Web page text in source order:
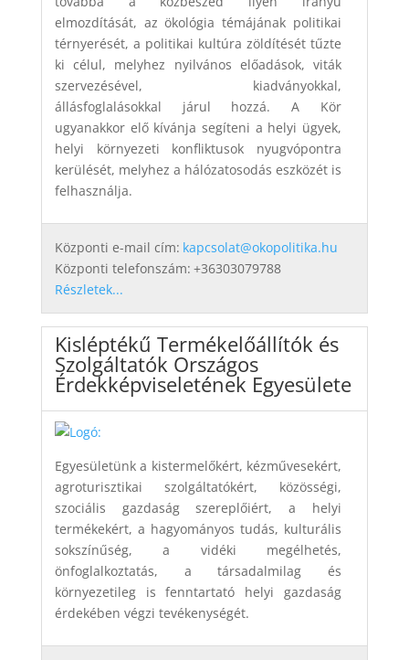
elmozdítását, az ökológia témájának politikai
térnyerését, a politikai kultúra zöldítését tűzte
ki célul, melyhez nyilvános előadások, viták
szervezésével, kiadványokkal,
állásfoglalásokkal járul hozzá. A Kör
ugyanakkor elő kívánja segíteni a helyi ügyek,
helyi környezeti konfliktusok nyugvópontra
kerülését, melyhez a hálózatosodás eszközét is
felhasználja.
Központi e-mail cím: kapcsolat@okopolitika.hu
Központi telefonszám: +36303079788
Részletek...
Kisléptékű Termékelőállítók és
Szolgáltatók Országos
Érdekképviseletének Egyesülete
Egyesületünk a kistermelőkért, kézművesekért,
agroturisztikai szolgáltatókért, közösségi,
szociális gazdaság szereplőiért, a helyi
termékekért, a hagyományos tudás, kulturális
sokszínűség, a vidéki megélhetés,
önfoglalkoztatás, a társadalmilag és
környezetileg is fenntartató helyi gazdaság
érdekében végzi tevékenységét.